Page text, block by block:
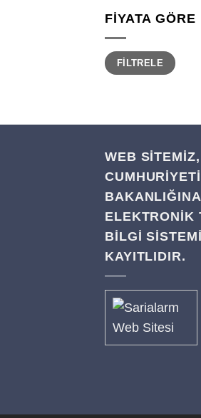
FIYATA
En
düşük
fiyat
En
yüksek
fiyat
FILTRELE
WEB
ELEKTRONİK
BİLGİ
KAYITLIDIR.